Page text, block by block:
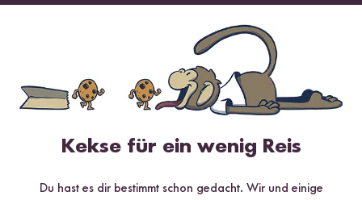
Licht ggf. mit einem dünnen weißen Stoff (inneres eines
Schatten kannst du mit Reflektoren oder Styroporplatten
aufhellen
Softbox oder Blitz
Licht liefern und oft nicht farbneutral sind.
Kekse für ein wenig Reis
Du hast es dir bestimmt schon gedacht. Wir und einige